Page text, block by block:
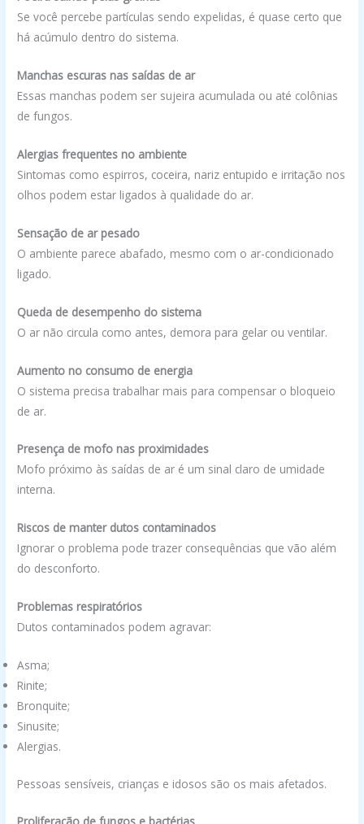
Se você percebe partículas sendo expelidas, é quase certo que
há acúmulo dentro do sistema.
Manchas escuras nas saídas de ar
Essas manchas podem ser sujeira acumulada ou até colônias
de fungos.
Alergias frequentes no ambiente
Sintomas como espirros, coceira, nariz entupido e irritação nos
olhos podem estar ligados à qualidade do ar.
Sensação de ar pesado
O ambiente parece abafado, mesmo com o ar-condicionado
ligado.
Queda de desempenho do sistema
O ar não circula como antes, demora para gelar ou ventilar.
Aumento no consumo de energia
O sistema precisa trabalhar mais para compensar o bloqueio
de ar.
Presença de mofo nas proximidades
Mofo próximo às saídas de ar é um sinal claro de umidade
interna.
Riscos de manter dutos contaminados
Ignorar o problema pode trazer consequências que vão além
do desconforto.
Problemas respiratórios
Dutos contaminados podem agravar:
Asma;
Rinite;
Bronquite;
Sinusite;
Alergias.
Pessoas sensíveis, crianças e idosos são os mais afetados.